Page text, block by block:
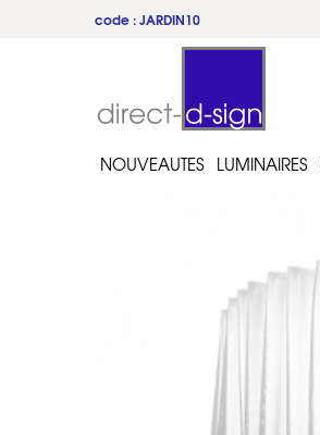
code : JARDIN10
NOUVEAUTES LUMINAIRES